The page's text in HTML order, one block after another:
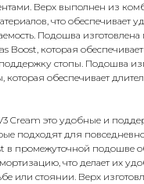
Верх выполнен из
что обеспечивает
Подошва
Boost, которая
стопы. Подошва
которая обеспечивает
Cream это удобные и
подходят для
в промежуточной подошве
что делает их
или стоянии. Верх